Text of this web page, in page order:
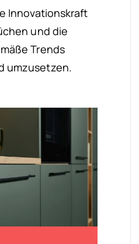
Innovationskraft
und die
Trends
umzusetzen.